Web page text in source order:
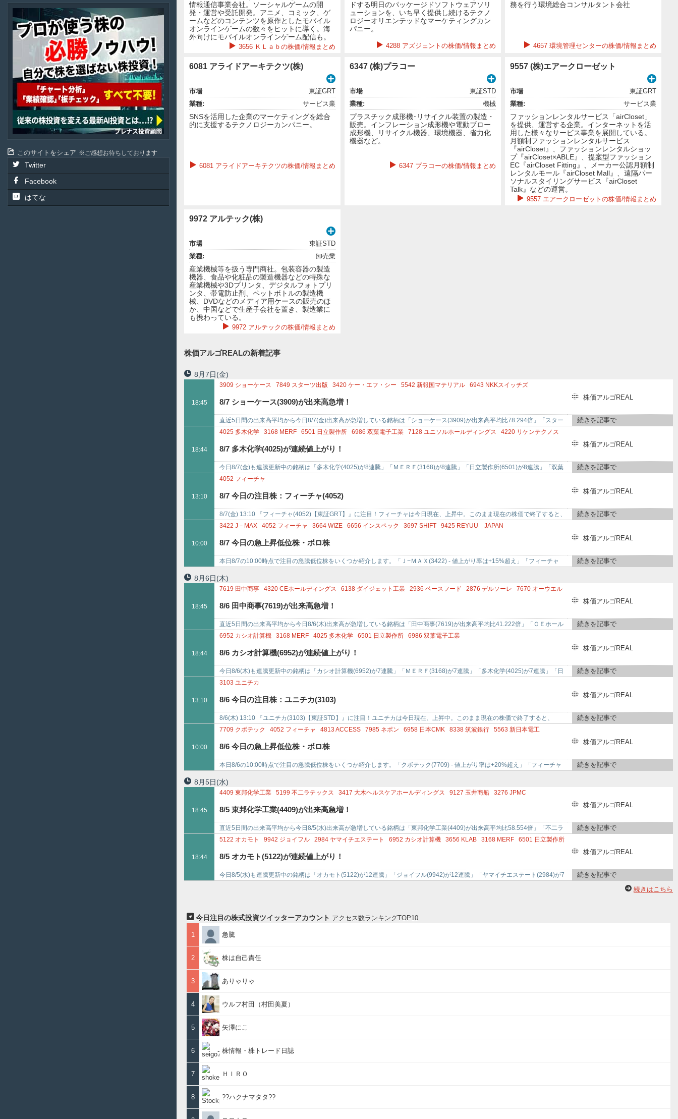
このサイトをシェア ご感想お待ちしております
Twitter
Facebook
はてな
情報通信事業会社。ソーシャルゲームの開
発・運営や受託開発。アニメ、コミック、ゲ
ームなどのコンテンツを原作としたモバイル
オンラインゲームの数々をヒットに導く。海
外向けにモバイルオンラインゲーム配信も。
3656 ＫＬａｂの株価/情報まとめ
ドする明日のパッケージドソフトウェアソリ
ューションを、いち早く提供し続けるテクノ
ロジーオリエンテッドなマーケティングカン
パニー。
4288 アズジェントの株価/情報まとめ
務を行う環境総合コンサルタント会社
4657 環境管理センターの株価/情報まとめ
6081 アライドアーキテクツ(株)
市場
東証GRT
業種:
サービス業
SNSを活用した企業のマーケティングを総合
的に支援するテクノロジーカンパニー。
6081 アライドアーキテクツの株価/情報まとめ
6347 (株)プラコー
市場
東証STD
業種:
機械
プラスチック成形機･リサイクル装置の製造・
販売。インフレーション成形機や電動ブロー
成形機、リサイクル機器、環境機器、省力化
機器など。
6347 プラコーの株価/情報まとめ
9557 (株)エアークローゼット
市場
東証GRT
業種:
サービス業
ファッションレンタルサービス「airCloset」
を提供、運営する企業。インターネットを活
用した様々なサービス事業を展開している。
月額制ファッションレンタルサービス
『airCloset』、ファッションレンタルショッ
プ『airCloset×ABLE』、提案型ファッション
EC『airCloset Fitting』、メーカー公認月額制
レンタルモール『airCloset Mall』、遠隔パー
ソナルスタイリングサービス『airCloset
Talk』などの運営。
9557 エアークローゼットの株価/情報まとめ
9972 アルテック(株)
市場
東証STD
業種:
卸売業
産業機械等を扱う専門商社。包装容器の製造
機器、食品や化粧品の製造機器などの特殊な
産業機械や3Dプリンタ、デジタルフォトプリ
ンタ、帯電防止剤、ペットボトルの製造機
械、DVDなどのメディア用ケースの販売のほ
か、中国などで生産子会社を置き、製造業に
も携わっている。
9972 アルテックの株価/情報まとめ
株価アルゴREALの新着記事
8月7日(金)
18:45
3909 ショーケース 7849 スターツ出版 3420 ケー・エフ・シー 5542 新報国マテリアル 6943 NKKスイッチズ
株価アルゴREAL
8/7 ショーケース(3909)が出来高急増！
直近5日間の出来高平均から今日8/7(金)出来高が急増している銘柄は「ショーケース(3909)が出来高平均比78.294倍」「スター
ツ出版(7849…
続きを記事で
18:44
4025 多木化学 3168 MERF 6501 日立製作所 6986 双葉電子工業 7128 ユニソルホールディングス 4220 リケンテクノス
株価アルゴREAL
8/7 多木化学(4025)が連続値上がり！
今日8/7(金)も連騰更新中の銘柄は「多木化学(4025)が8連騰」「ＭＥＲＦ(3168)が8連騰」「日立製作所(6501)が8連騰」「双葉
電子工業…
続きを記事で
13:10
4052 フィーチャ
株価アルゴREAL
8/7 今日の注目株：フィーチャ(4052)
8/7(金) 13:10 『フィーチャ(4052)【東証GRT】』に注目！フィーチャは今日現在、上昇中。このまま現在の株価で終了すると、
8/5(水)…
続きを記事で
10:00
3422 J－MAX 4052 フィーチャ 3664 WIZE 6656 インスペック 3697 SHIFT 9425 REYUU JAPAN
株価アルゴREAL
8/7 今日の急上昇低位株・ボロ株
本日8/7の10:00時点で注目の急騰低位株をいくつか紹介します。「Ｊ−ＭＡＸ(3422) - 値上がり率は+15%超え」「フィーチャ
続きを記事で
8月6日(木)
18:45
7619 田中商事 4320 CEホールディングス 6138 ダイジェット工業 2936 ベースフード 2876 デルソーレ 7670 オーウエル
株価アルゴREAL
8/6 田中商事(7619)が出来高急増！
直近5日間の出来高平均から今日8/6(木)出来高が急増している銘柄は「田中商事(7619)が出来高平均比41.222倍」「ＣＥホール
ディングス(43…
続きを記事で
18:44
6952 カシオ計算機 3168 MERF 4025 多木化学 6501 日立製作所 6986 双葉電子工業
株価アルゴREAL
8/6 カシオ計算機(6952)が連続値上がり！
今日8/6(木)も連騰更新中の銘柄は「カシオ計算機(6952)が7連騰」「ＭＥＲＦ(3168)が7連騰」「多木化学(4025)が7連騰」「日
立製作所…
続きを記事で
13:10
3103 ユニチカ
株価アルゴREAL
8/6 今日の注目株：ユニチカ(3103)
8/6(木) 13:10 『ユニチカ(3103)【東証STD】』に注目！ユニチカは今日現在、上昇中。このまま現在の株価で終了すると、
7/30(木)か…
続きを記事で
10:00
7709 クボテック 4052 フィーチャ 4813 ACCESS 7985 ネポン 6958 日本CMK 8338 筑波銀行 5563 新日本電工
株価アルゴREAL
8/6 今日の急上昇低位株・ボロ株
本日8/6の10:00時点で注目の急騰低位株をいくつか紹介します。「クボテック(7709) - 値上がり率は+20%超え」「フィーチャ
続きを記事で
8月5日(水)
18:45
4409 東邦化学工業 5199 不二ラテックス 3417 大木ヘルスケアホールディングス 9127 玉井商船 3276 JPMC
9444トーシンホールディングス
株価アルゴREAL
8/5 東邦化学工業(4409)が出来高急増！
直近5日間の出来高平均から今日8/5(水)出来高が急増している銘柄は「東邦化学工業(4409)が出来高平均比58.554倍」「不二ラ
テックス(519…
続きを記事で
18:44
5122 オカモト 9942 ジョイフル 2984 ヤマイチエステート 6952 カシオ計算機 3656 KLAB 3168 MERF 6501 日立製作所
株価アルゴREAL
8/5 オカモト(5122)が連続値上がり！
今日8/5(水)も連騰更新中の銘柄は「オカモト(5122)が12連騰」「ジョイフル(9942)が12連騰」「ヤマイチエステート(2984)が7
続きを記事で
続きはこちら
今日注目の株式投資ツイッターアカウント アクセス数ランキングTOP10
1 急騰
2 株は自己責任
3 ありゃりゃ
4 ウルフ村田（村田美夏）
5 矢澤にこ
6 株情報・株トレード日誌
7 ＨＩＲＯ
8 ??ハクナマタタ??